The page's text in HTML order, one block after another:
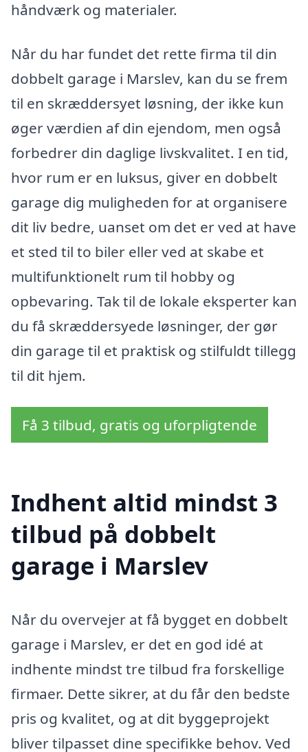
håndværk og materialer.
Når du har fundet det rette firma til din
dobbelt garage i Marslev, kan du se frem
til en skræddersyet løsning, der ikke kun
øger værdien af din ejendom, men også
forbedrer din daglige livskvalitet. I en tid,
hvor rum er en luksus, giver en dobbelt
garage dig muligheden for at organisere
dit liv bedre, uanset om det er ved at have
et sted til to biler eller ved at skabe et
multifunktionelt rum til hobby og
opbevaring. Tak til de lokale eksperter kan
du få skræddersyede løsninger, der gør
din garage til et praktisk og stilfuldt tillegg
til dit hjem.
Få 3 tilbud, gratis og uforpligtende
Indhent altid mindst 3
tilbud på dobbelt
garage i Marslev
Når du overvejer at få bygget en dobbelt
garage i Marslev, er det en god idé at
indhente mindst tre tilbud fra forskellige
firmaer. Dette sikrer, at du får den bedste
pris og kvalitet, og at dit byggeprojekt
bliver tilpasset dine specifikke behov. Ved